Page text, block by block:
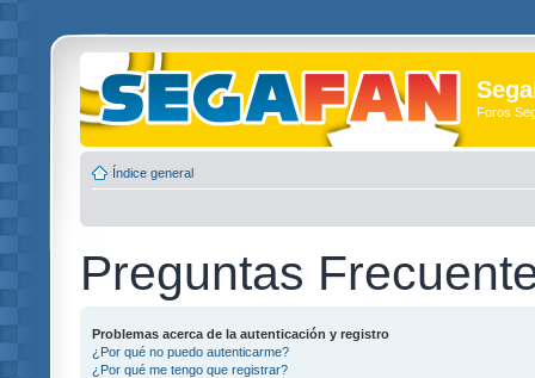
Foros
Índice general
Preguntas
Problemas acerca de la autenticación y registro
¿Por qué no puedo autenticarme?
¿Por qué me tengo que registrar?